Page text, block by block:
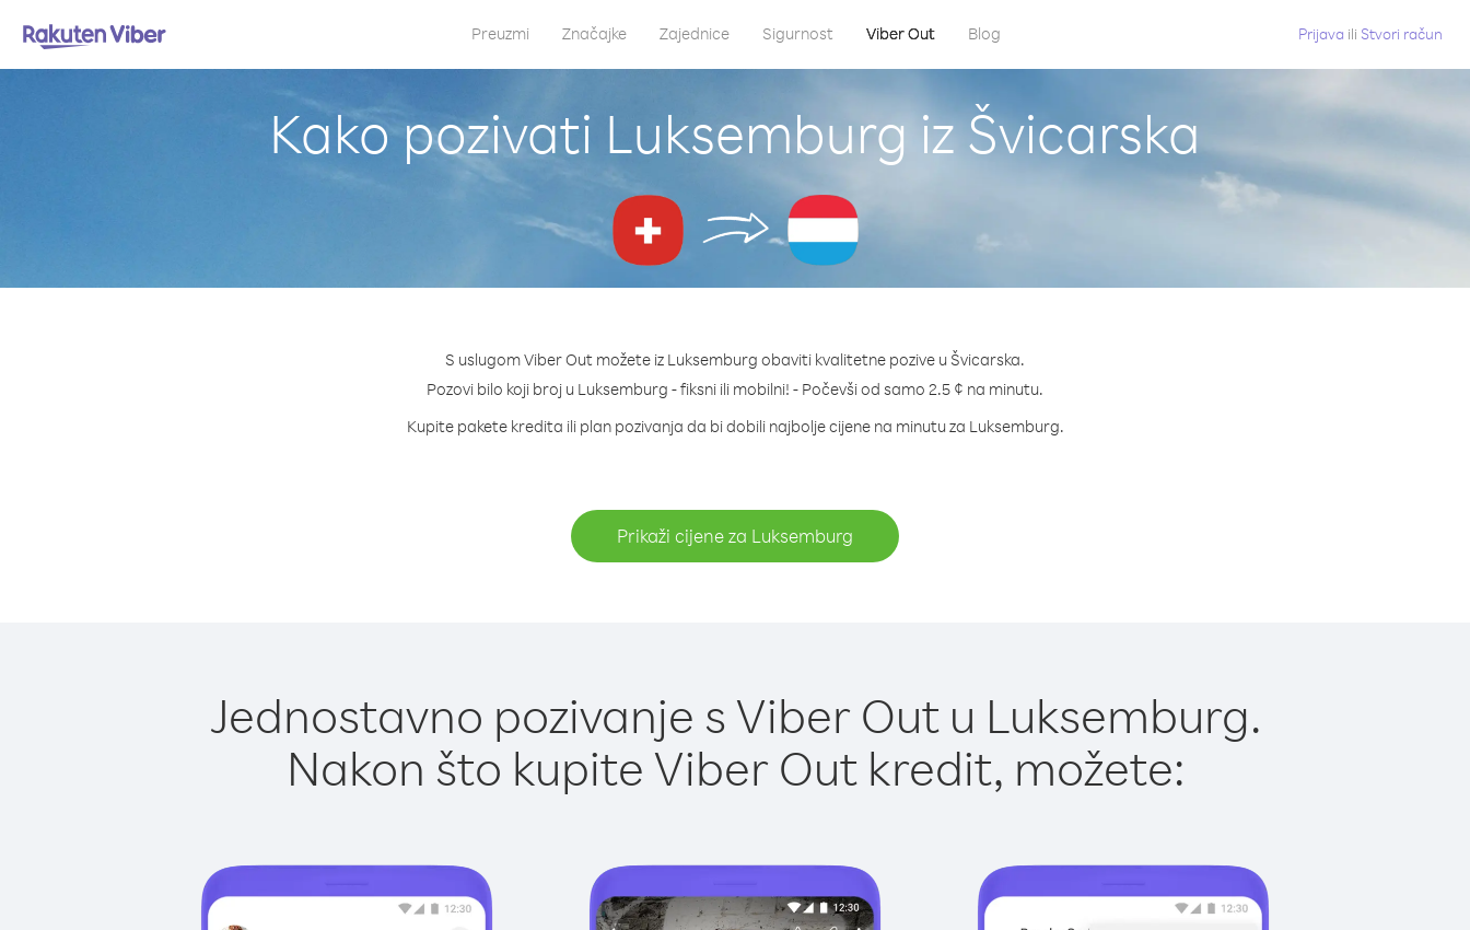
Preuzmi Značajke Zajednice Sigurnost Viber Out Blog Prijava ili Stvori račun
Kako pozivati Luksemburg iz Švicarska
S uslugom Viber Out možete iz Luksemburg obaviti kvalitetne pozive u Švicarska.
Pozovi bilo koji broj u Luksemburg - fiksni ili mobilni! - Počevši od samo 2.5 ¢ na minutu.
Kupite pakete kredita ili plan pozivanja da bi dobili najbolje cijene na minutu za Luksemburg.
Prikaži cijene za Luksemburg
Jednostavno pozivanje s Viber Out u Luksemburg.
Nakon što kupite Viber Out kredit, možete: